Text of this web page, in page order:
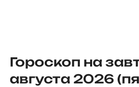
Гороскоп на
августа 2026